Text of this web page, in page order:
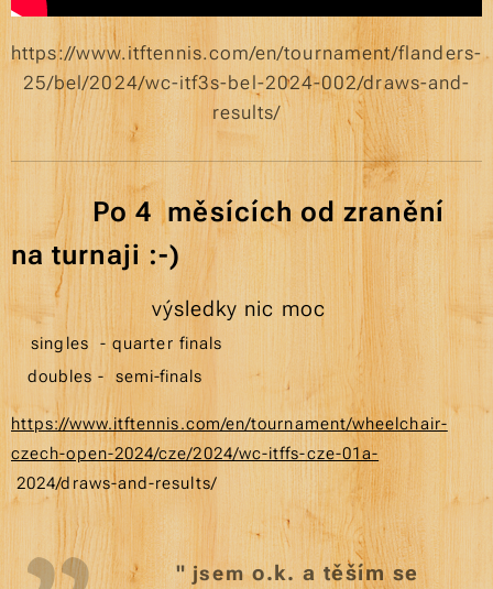
https://www.itftennis.com/en/tournament/flanders-
25/bel/2024/wc-itf3s-bel-2024-002/draws-and-
results/
Po 4 měsících od zranění
na turnaji :-)
výsledky nic moc
singles - quarter finals
doubles - semi-finals
https://www.itftennis.com/en/tournament/wheelchair-
czech-open-2024/cze/2024/wc-itffs-cze-01a-
2024/draws-and-results/
" jsemo.k. a těším se